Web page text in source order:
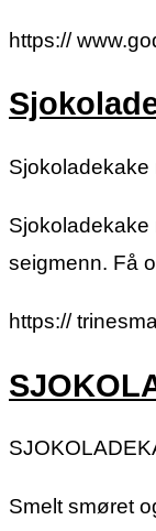
https://
Sjokoladekake
Sjokoladekake
seigmenn. Få
https://
Smelt smøret